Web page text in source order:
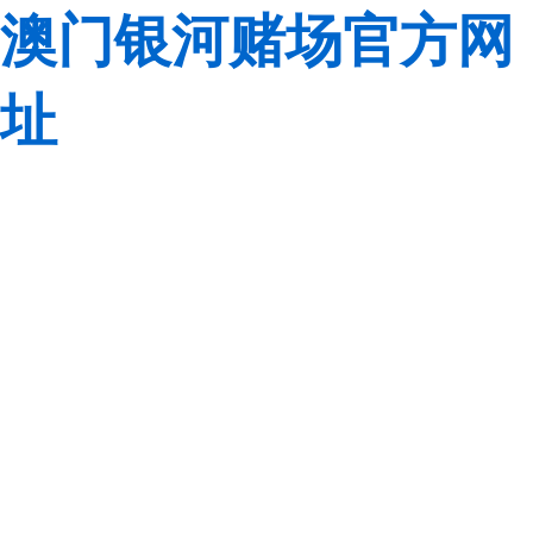
澳门银河赌场官方网
址